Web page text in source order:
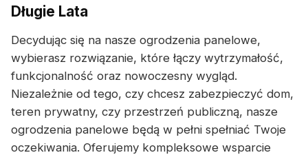
Długie Lata
Decydując się na nasze ogrodzenia panelowe,
wybierasz rozwiązanie, które łączy wytrzymałość,
funkcjonalność oraz nowoczesny wygląd.
Niezależnie od tego, czy chcesz zabezpieczyć dom,
teren prywatny, czy przestrzeń publiczną, nasze
ogrodzenia panelowe będą w pełni spełniać Twoje
oczekiwania. Oferujemy kompleksowe wsparcie